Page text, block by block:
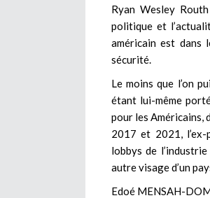
Ryan Wesley
politique et
américain est dans
sécurité.
Le moins que l’on
étant lui-même
pour les Américains,
2017 et 2021,
lobbys de
autre visage d’un
Edoé MENSAH-